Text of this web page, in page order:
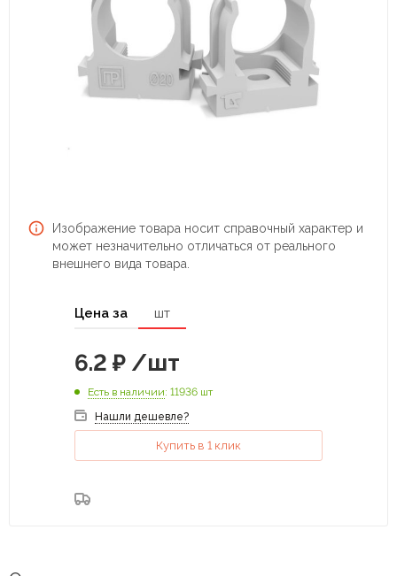
Изображение товара носит справочный характер и
может незначительно отличаться от реального
внешнего вида товара.
Цена за шт
6.2 ₽ /шт
Есть в наличии: 11936 шт
Нашли дешевле?
Купить в 1 клик